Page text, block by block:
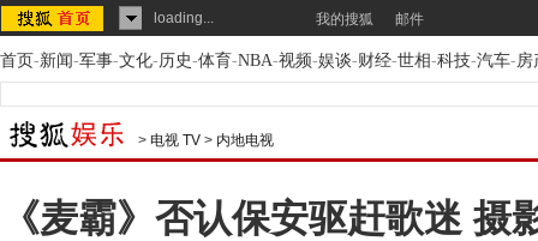
loading... 我的搜狐 邮件
首页-新闻-军事-文化-历史-体育-NBA-视频-娱谈-财经-世相-科技-汽车-房
> 电视 TV > 内地电视
《麦霸》否认保安驱赶歌迷 摄